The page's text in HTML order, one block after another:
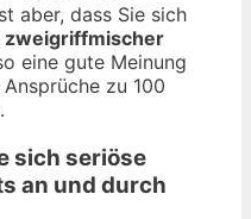
aber, dass Sie sich
zweigriffmischer
eine gute Meinung
zu 100
sich seriöse
an und durch